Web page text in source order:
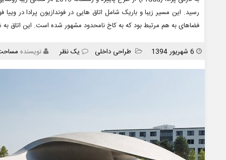
فضاهای به هم مرتبط بود که به کاخ نامحدود مشهور شده است. این اتاق
انتشار
6 شهریور 1394
دسته
ها
طراحی داخلی یک نظر نویسنده